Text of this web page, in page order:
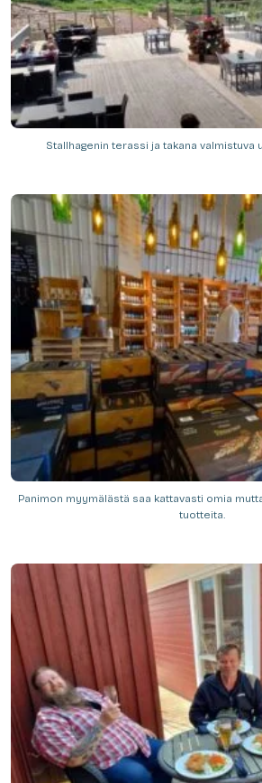
Stallhagenin terassi ja takana valmistuva
Panimon myymälästä saa kattavasti omia
tuotteita.